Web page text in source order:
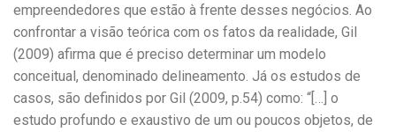
empreendedores que estão à frente desses negócios. Ao
confrontar a visão teórica com os fatos da realidade, Gil
(2009) afirma que é preciso determinar um modelo
conceitual, denominado delineamento. Já os estudos de
casos, são definidos por Gil (2009, p.54) como: “[…] o
estudo profundo e exaustivo de um ou poucos objetos, de